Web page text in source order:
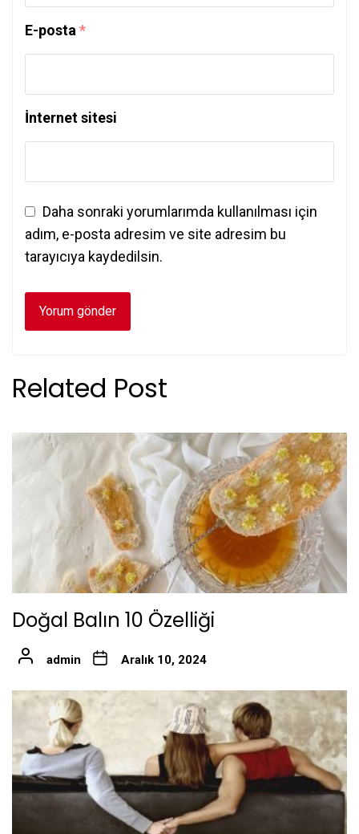
E-posta*
İnternet sitesi
Daha sonraki yorumlarımda kullanılması için
adım, e-posta adresim ve site adresim bu
tarayıcıya kaydedilsin.
Related Post
Doğal Balın 10 Özelliği
admin Aralık 10, 2024